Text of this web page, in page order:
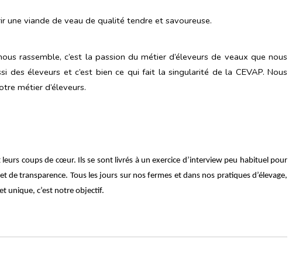
une viande de veau de qualité tendre et savoureuse.
rassemble, c’est la passion du métier d’éleveurs de veaux que nous
éleveurs et c’est bien ce qui fait la singularité de la CEVAP. Nous
métier d’éleveurs.
coups de cœur. Ils se sont livrés à un exercice d’interview peu habituel pour
de transparence. Tous les jours sur nos fermes et dans nos pratiques d’élevage,
unique, c’est notre objectif.